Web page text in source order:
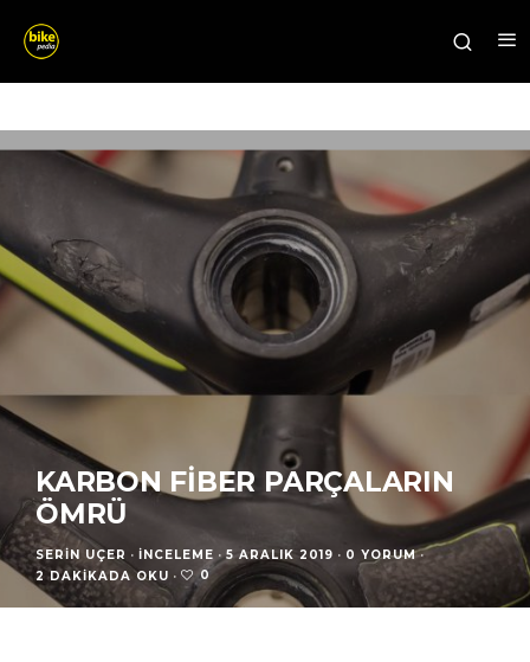
KARBON FIBER PARÇALARIN
ÖMRÜ
SERIN UÇER · İNCELEME · 5 ARALIK 2019 · 0 YORUM ·
2 DAKIKADA OKU · 0